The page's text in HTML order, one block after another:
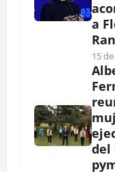
a
15
del